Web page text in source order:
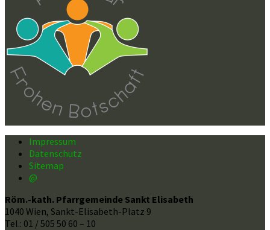
Impressum
Datenschutz
Sitemap
@
Röm.-kath. Pfarrgemeinde Sankt Elisabeth
1040 Wien, Sankt-Elisabeth-Platz 9
Tel.: 01 / 505 50 60 – 10